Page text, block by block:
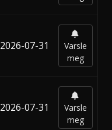
2026-07-31
Varsle
meg
2026-07-31
Varsle
meg